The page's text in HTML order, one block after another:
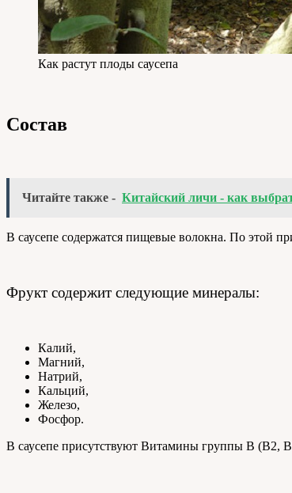
Как растут плоды саусепа
Состав
Читайте также - Китайский личи - как
В саусепе содержатся пищевые волокна. По этой
Фрукт содержит следующие минералы:
Калий,
Магний,
Натрий,
Кальций,
Железо,
Фосфор.
В саусепе присутствуют Витамины группы В (В2,